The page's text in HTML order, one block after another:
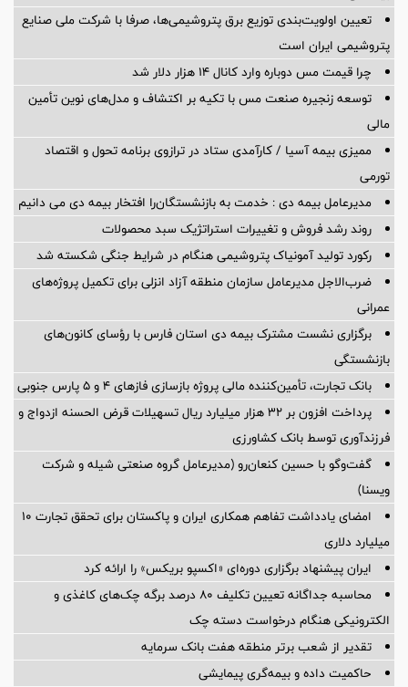
تعیین اولویت‌بندی توزیع برق پتروشیمی‌ها، صرفا با شرکت ملی صنایع
پتروشیمی ایران است
چرا قیمت مس دوباره وارد کانال ۱۴ هزار دلار شد
توسعه زنجیره صنعت مس با تکیه بر اکتشاف و مدل‌های نوین تأمین
مالی
ممیزی بیمه آسیا / کارآمدی ستاد در ترازوی برنامه تحول و اقتصاد
تورمی
مدیرعامل بیمه دی : خدمت به بازنشستگان‌را افتخار بیمه دی می دانیم
روند رشد فروش و تغییرات استراتژیک سبد محصولات
رکورد تولید آمونیاک پتروشیمی هنگام در شرایط جنگی شکسته شد
ضرب‌الاجل مدیرعامل سازمان منطقه آزاد انزلی برای تكمیل پروژه‌های
عمرانی
برگزاری نشست مشترک بیمه دی استان فارس با رؤسای کانون‌های
بازنشستگی
بانک تجارت، تأمین‌کننده مالی پروژه بازسازی فازهای ۴ و ۵ پارس جنوبی
پرداخت افزون بر 32 هزار میلیارد ریال تسهیلات قرض الحسنه ازدواج و
فرزندآوری توسط بانک کشاورزی
گفت‌وگو با حسین كنعان‌رو (مدیرعامل گروه صنعتی شیله و شركت
ویسنا)
امضای یادداشت تفاهم همکاری ایران و پاکستان برای تحقق تجارت ۱۰
میلیارد دلاری
ایران پیشنهاد برگزاری دوره‌ای «اکسپو بریکس» را ارائه کرد
محاسبه جداگانه تعیین تکلیف 80 درصد برگه چک‌های کاغذی و
الکترونیکی هنگام درخواست دسته چک
تقدیر از شعب برتر منطقه هفت بانک سرمایه
حاکمیت داده و بیمه‌گری پیمایشی